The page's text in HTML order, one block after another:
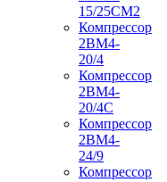
15/25СМ2
Компрессор
2ВМ4-
20/4
Компрессор
2ВМ4-
20/4С
Компрессор
2ВМ4-
24/9
Компрессор